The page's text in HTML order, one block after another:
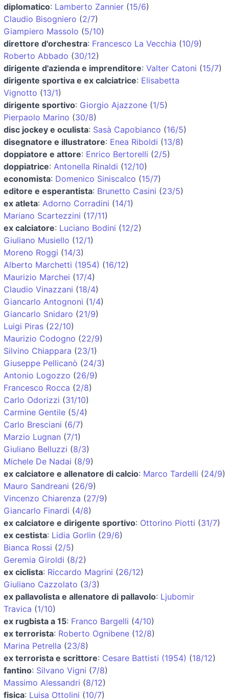
diplomatico: Lamberto Zannier (15/6)
Claudio Bisogniero (2/7)
Giampiero Massolo (5/10)
direttore d'orchestra: Francesco La Vecchia (10/9)
Roberto Abbado (30/12)
dirigente d'azienda e imprenditore: Valter Catoni (15/7)
dirigente sportiva e ex calciatrice: Elisabetta
Vignotto (13/1)
dirigente sportivo: Giorgio Ajazzone (1/5)
Pierpaolo Marino (30/8)
disc jockey e oculista: Sasà Capobianco (16/5)
disegnatore e illustratore: Enea Riboldi (13/8)
doppiatore e attore: Enrico Bertorelli (2/5)
doppiatrice: Antonella Rinaldi (12/10)
economista: Domenico Siniscalco (15/7)
editore e esperantista: Brunetto Casini (23/5)
ex atleta: Adorno Corradini (14/1)
Mariano Scartezzini (17/11)
ex calciatore: Luciano Bodini (12/2)
Giuliano Musiello (12/1)
Moreno Roggi (14/3)
Alberto Marchetti (1954) (16/12)
Maurizio Marchei (17/4)
Claudio Vinazzani (18/4)
Giancarlo Antognoni (1/4)
Giancarlo Snidaro (21/9)
Luigi Piras (22/10)
Maurizio Codogno (22/9)
Silvino Chiappara (23/1)
Giuseppe Pellicanò (24/3)
Antonio Logozzo (26/9)
Francesco Rocca (2/8)
Carlo Odorizzi (31/10)
Carmine Gentile (5/4)
Carlo Bresciani (6/7)
Marzio Lugnan (7/1)
Giuliano Belluzzi (8/3)
Michele De Nadai (8/9)
ex calciatore e allenatore di calcio: Marco Tardelli (24/9)
Mauro Sandreani (26/9)
Vincenzo Chiarenza (27/9)
Giancarlo Finardi (4/8)
ex calciatore e dirigente sportivo: Ottorino Piotti (31/7)
ex cestista: Lidia Gorlin (29/6)
Bianca Rossi (2/5)
Geremia Giroldi (8/2)
ex ciclista: Riccardo Magrini (26/12)
Giuliano Cazzolato (3/3)
ex pallavolista e allenatore di pallavolo: Ljubomir
Travica (1/10)
ex rugbista a 15: Franco Bargelli (4/10)
ex terrorista: Roberto Ognibene (12/8)
Marina Petrella (23/8)
ex terrorista e scrittore: Cesare Battisti (1954) (18/12)
fantino: Silvano Vigni (7/8)
Massimo Alessandri (8/12)
fisica: Luisa Ottolini (10/7)